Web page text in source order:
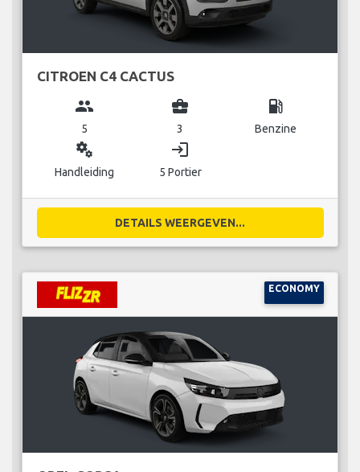
CITROEN C4 CACTUS
group
5
business_center
3
local_gas_station
Benzine
miscellaneous_services
Handleiding
login
5 Portier
DETAILS WEERGEVEN...
ECONOMY